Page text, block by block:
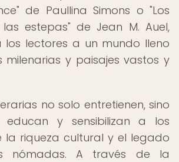
de Paullina Simons o "Los
estepas" de Jean M. Auel,
lectores a un mundo lleno
milenarias y paisajes vastos y
no solo entretienen, sino
educan y sensibilizan a los
la riqueza cultural y el legado
nómadas. A través de la